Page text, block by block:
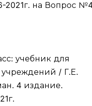
на Вопрос
учебник для
учреждений / Г.Е.
4 издание.